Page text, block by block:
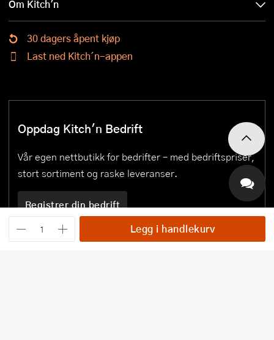
Legg i handlekurv
Om Kitch'n
30 dagers åpent kjøp
Last ned Kitch´n-appen
Oppdag Kitch'n Bedrift
Vår egen nettbutikk for bedrifter – med bedriftspriser,
stort sortiment og raske leveranser.
Registrer din bedrift